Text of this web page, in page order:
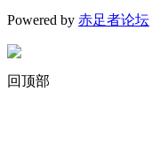
Powered by 赤足者论坛
回顶部